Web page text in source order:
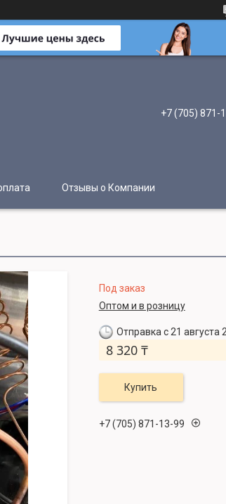
+7 (705) 871-
Отзывы о Компании
Под заказ
Оптом и в розницу
Отправка с 21 августа
8 320 ₸
Купить
+7 (705) 871-13-99